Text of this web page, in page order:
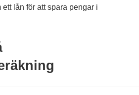
lån för att spara pengar i